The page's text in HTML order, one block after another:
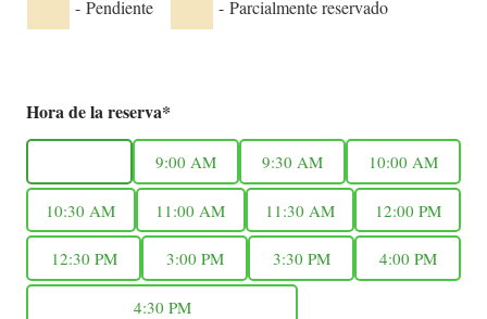
- Pendiente - Parcialmente reservado
Hora de la reserva*
9:00 AM 9:30 AM 10:00 AM
10:30 AM 11:00 AM 11:30 AM 12:00 PM
12:30 PM 3:00 PM 3:30 PM 4:00 PM
4:30 PM